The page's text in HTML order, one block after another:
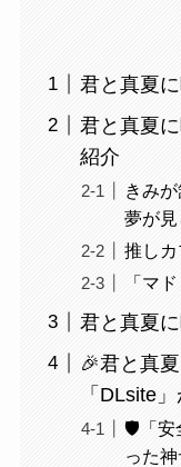
君と真夏
君と真夏
紹介
きみ
夢が見
推し
「マ
君と真夏
🎉君と真
「DLsite
🛡️「安
った神